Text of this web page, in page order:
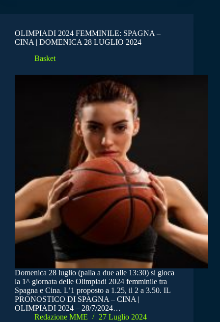
OLIMPIADI 2024 FEMMINILE: SPAGNA –
CINA | DOMENICA 28 LUGLIO 2024
Basket
Domenica 28 luglio (palla a due alle 13:30) si gioca
la 1^ giornata delle Olimpiadi 2024 femminile tra
Spagna e Cina. L’1 proposto a 1.25, il 2 a 3.50. IL
PRONOSTICO DI SPAGNA – CINA |
OLIMPIADI 2024 – 28/7/2024…
Redazione MME
27 Luglio 2024